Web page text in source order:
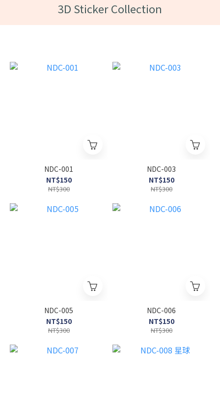
3D Sticker Collection
NDC-001
NT$150
NT$300
NDC-003
NT$150
NT$300
NDC-005
NT$150
NT$300
NDC-006
NT$150
NT$300